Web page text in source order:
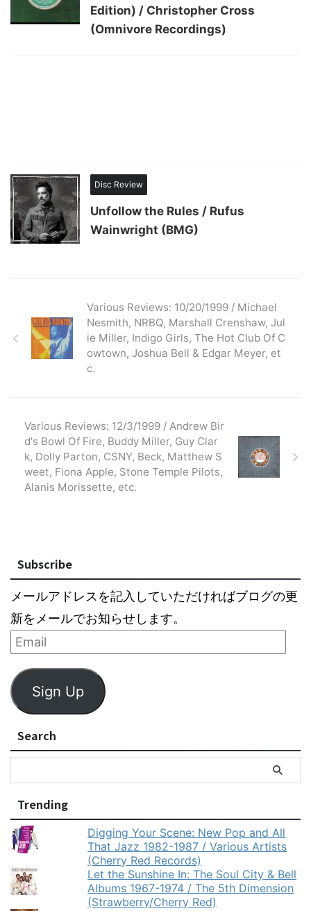
Edition) / Christopher Cross
(Omnivore Recordings)
Disc Review
Unfollow the Rules / Rufus
Wainwright (BMG)
Various Reviews: 10/20/1999 / Michael
Nesmith, NRBQ, Marshall Crenshaw, Jul
ie Miller, Indigo Girls, The Hot Club Of C
owtown, Joshua Bell & Edgar Meyer, et
c.
Various Reviews: 12/3/1999 / Andrew Bir
d's Bowl Of Fire, Buddy Miller, Guy Clar
k, Dolly Parton, CSNY, Beck, Matthew S
weet, Fiona Apple, Stone Temple Pilots,
Alanis Morissette, etc.
Subscribe
メールアドレスを記入していただければブログの更
新をメールでお知らせします。
Sign Up
Search
Trending
Digging Your Scene: New Pop and All
That Jazz 1982-1987 / Various Artists
(Cherry Red Records)
Let the Sunshine In: The Soul City & Bell
Albums 1967-1974 / The 5th Dimension
(Strawberry/Cherry Red)